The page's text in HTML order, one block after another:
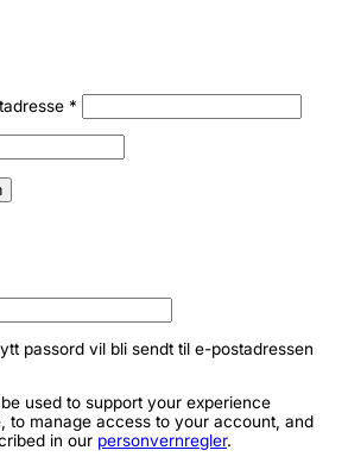
*
passord vil bli sendt til e-postadressen
used to support your experience
to manage access to your account, and
in our personvernregler.